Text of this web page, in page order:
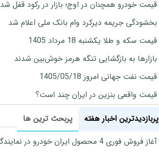
قیمت خودرو همچنان در اوج؛ بازار در رکود قفل شد
بخشودگی جریمه دیرکرد وام بانک ملی اعلام شد
قیمت سکه و طلا یکشنبه 18 مرداد 1405
بازارها به بازگشایی تنگه هرمز خوش‌بین شدند
قیمت نفت جهانی امروز 1405/05/18
قیمت واقعی بنزین در ایران چند است؟
پربازدیدترین اخبار هفته
پربحث ترین ها
آغاز فروش فوری 4 محصول ایران خودرو در نمایندگی‌ها